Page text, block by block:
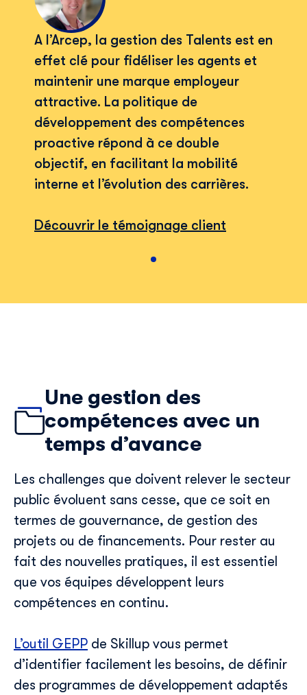
A l’Arcep, la gestion des Talents est en
effet clé pour fidéliser les agents et
maintenir une marque employeur
attractive. La politique de
développement des compétences
proactive répond à ce double
objectif, en facilitant la mobilité
interne et l’évolution des carrières.
Découvrir le témoignage client
Une gestion des
compétences avec un
temps d’avance
Les challenges que doivent relever le secteur
public évoluent sans cesse, que ce soit en
termes de gouvernance, de gestion des
projets ou de financements. Pour rester au
fait des nouvelles pratiques, il est essentiel
que vos équipes développent leurs
compétences en continu.
L’outil GEPP de Skillup vous permet
d’identifier facilement les besoins, de définir
des programmes de développement adaptés